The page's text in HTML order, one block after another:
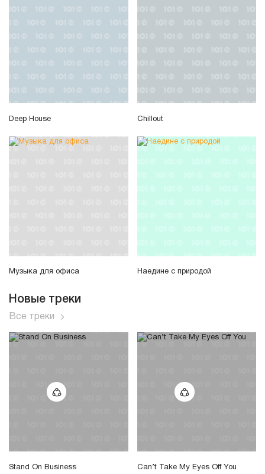
Deep House Chillout
Музыка для офиса Наедине с природой
Новые треки
Все треки
Stand On Business
Can’t Take My Eyes Off You